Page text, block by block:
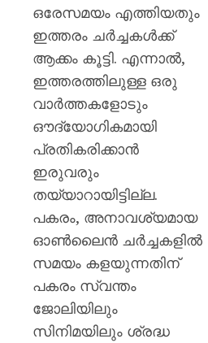
ഒരേസമയം എത്തിയതും
ഇത്തരം ചർച്ചകൾക്ക്
ആക്കം കൂട്ടി. എന്നാൽ,
ഇത്തരത്തിലുള്ള ഒരു
വാർത്തകളോടും
ഔദ്യോഗികമായി
പ്രതികരിക്കാൻ
ഇരുവരും
തയ്യാറായിട്ടില്ല.
പകരം, അനാവശ്യമായ
ഓൺലൈൻ ചർച്ചകളിൽ
സമയം കളയുന്നതിന്
പകരം സ്വന്തം
ജോലിയിലും
സിനിമയിലും ശ്രദ്ധ